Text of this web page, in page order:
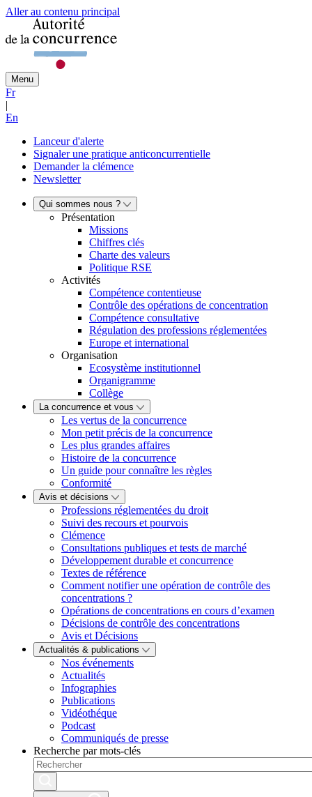
Aller au contenu principal
Menu
Fr
|
En
Lanceur d'alerte
Signaler une pratique anticoncurrentielle
Demander la clémence
Newsletter
Qui sommes nous ?
Présentation
Missions
Chiffres clés
Charte des valeurs
Politique RSE
Activités
Compétence contentieuse
Contrôle des opérations de concentration
Compétence consultative
Régulation des professions réglementées
Europe et international
Organisation
Ecosystème institutionnel
Organigramme
Collège
La concurrence et vous
Les vertus de la concurrence
Mon petit précis de la concurrence
Les plus grandes affaires
Histoire de la concurrence
Un guide pour connaître les règles
Conformité
Avis et décisions
Professions réglementées du droit
Suivi des recours et pourvois
Clémence
Consultations publiques et tests de marché
Développement durable et concurrence
Textes de référence
Comment notifier une opération de contrôle des
concentrations ?
Opérations de concentrations en cours d’examen
Décisions de contrôle des concentrations
Avis et Décisions
Actualités & publications
Nos événements
Actualités
Infographies
Publications
Vidéothéque
Podcast
Communiqués de presse
Recherche par mots-clés